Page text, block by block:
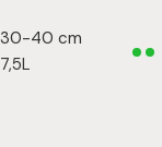
30-40 cm
7,5L